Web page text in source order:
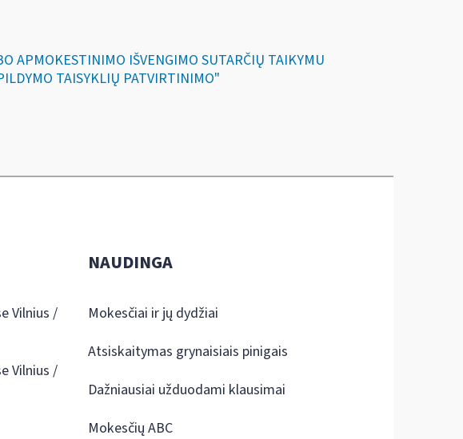
APMOKESTINIMO IŠVENGIMO SUTARČIŲ TAIKYMU
TAISYKLIŲ PATVIRTINIMO"
Vilnius /
Vilnius /
NAUDINGA
Mokesčiai ir jų dydžiai
Atsiskaitymas grynaisiais pinigais
Dažniausiai užduodami klausimai
Mokesčių ABC